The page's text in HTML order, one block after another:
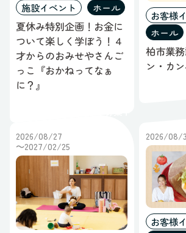
施設イベント ホール
夏休み特別企画！お金に
ついて楽しく学ぼう！４
才からのおみせやさんご
っこ『おかねってなぁ
に？』
お客様
ホール
柏市業
ン・カン
2026/08/27
～2027/02/25
2026/08/
お客様